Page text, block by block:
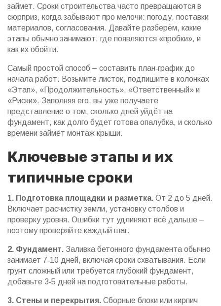
займет. Сроки строительства часто превращаются в
сюрприз, когда забывают про мелочи: погоду, поставки
материалов, согласования. Давайте разберём, какие
этапы обычно занимают, где появляются «пробки», и
как их обойти.
Самый простой способ – составить план‑график до
начала работ. Возьмите листок, подпишите в колонках
«Этап», «Продолжительность», «Ответственный» и
«Риски». Заполняя его, вы уже получаете
представление о том, сколько дней уйдёт на
фундамент, как долго будет готова опалубка, и сколько
времени займёт монтаж крыши.
Ключевые этапы и их
типичные сроки
1. Подготовка площадки и разметка. От 2 до 5 дней.
Включает расчистку земли, установку столбов и
проверку уровня. Ошибки тут удлиняют всё дальше –
поэтому проверяйте каждый шаг.
2. Фундамент. Заливка бетонного фундамента обычно
занимает 7‑10 дней, включая сроки схватывания. Если
грунт сложный или требуется глубокий фундамент,
добавьте 3‑5 дней на подготовительные работы.
3. Стены и перекрытия. Сборные блоки или кирпич